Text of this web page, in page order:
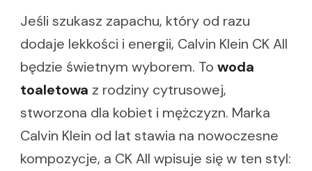
Jeśli szukasz zapachu, który od razu
dodaje lekkości i energii, Calvin Klein CK All
będzie świetnym wyborem. To woda
toaletowa z rodziny cytrusowej,
stworzona dla kobiet i mężczyzn. Marka
Calvin Klein od lat stawia na nowoczesne
kompozycje, a CK All wpisuje się w ten styl: